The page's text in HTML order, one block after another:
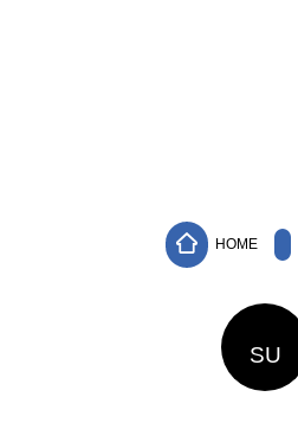
HOME
SU